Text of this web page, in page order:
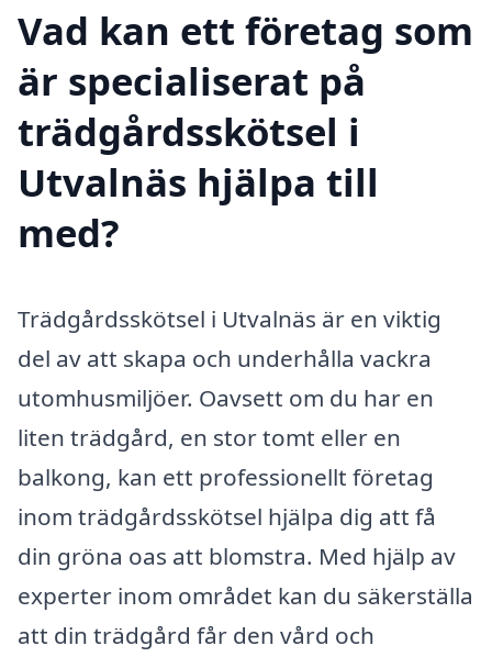
Vad kan ett företag som
är specialiserat på
trädgårdsskötsel i
Utvalnäs hjälpa till
med?
Trädgårdsskötsel i Utvalnäs är en viktig
del av att skapa och underhålla vackra
utomhusmiljöer. Oavsett om du har en
liten trädgård, en stor tomt eller en
balkong, kan ett professionellt företag
inom trädgårdsskötsel hjälpa dig att få
din gröna oas att blomstra. Med hjälp av
experter inom området kan du säkerställa
att din trädgård får den vård och